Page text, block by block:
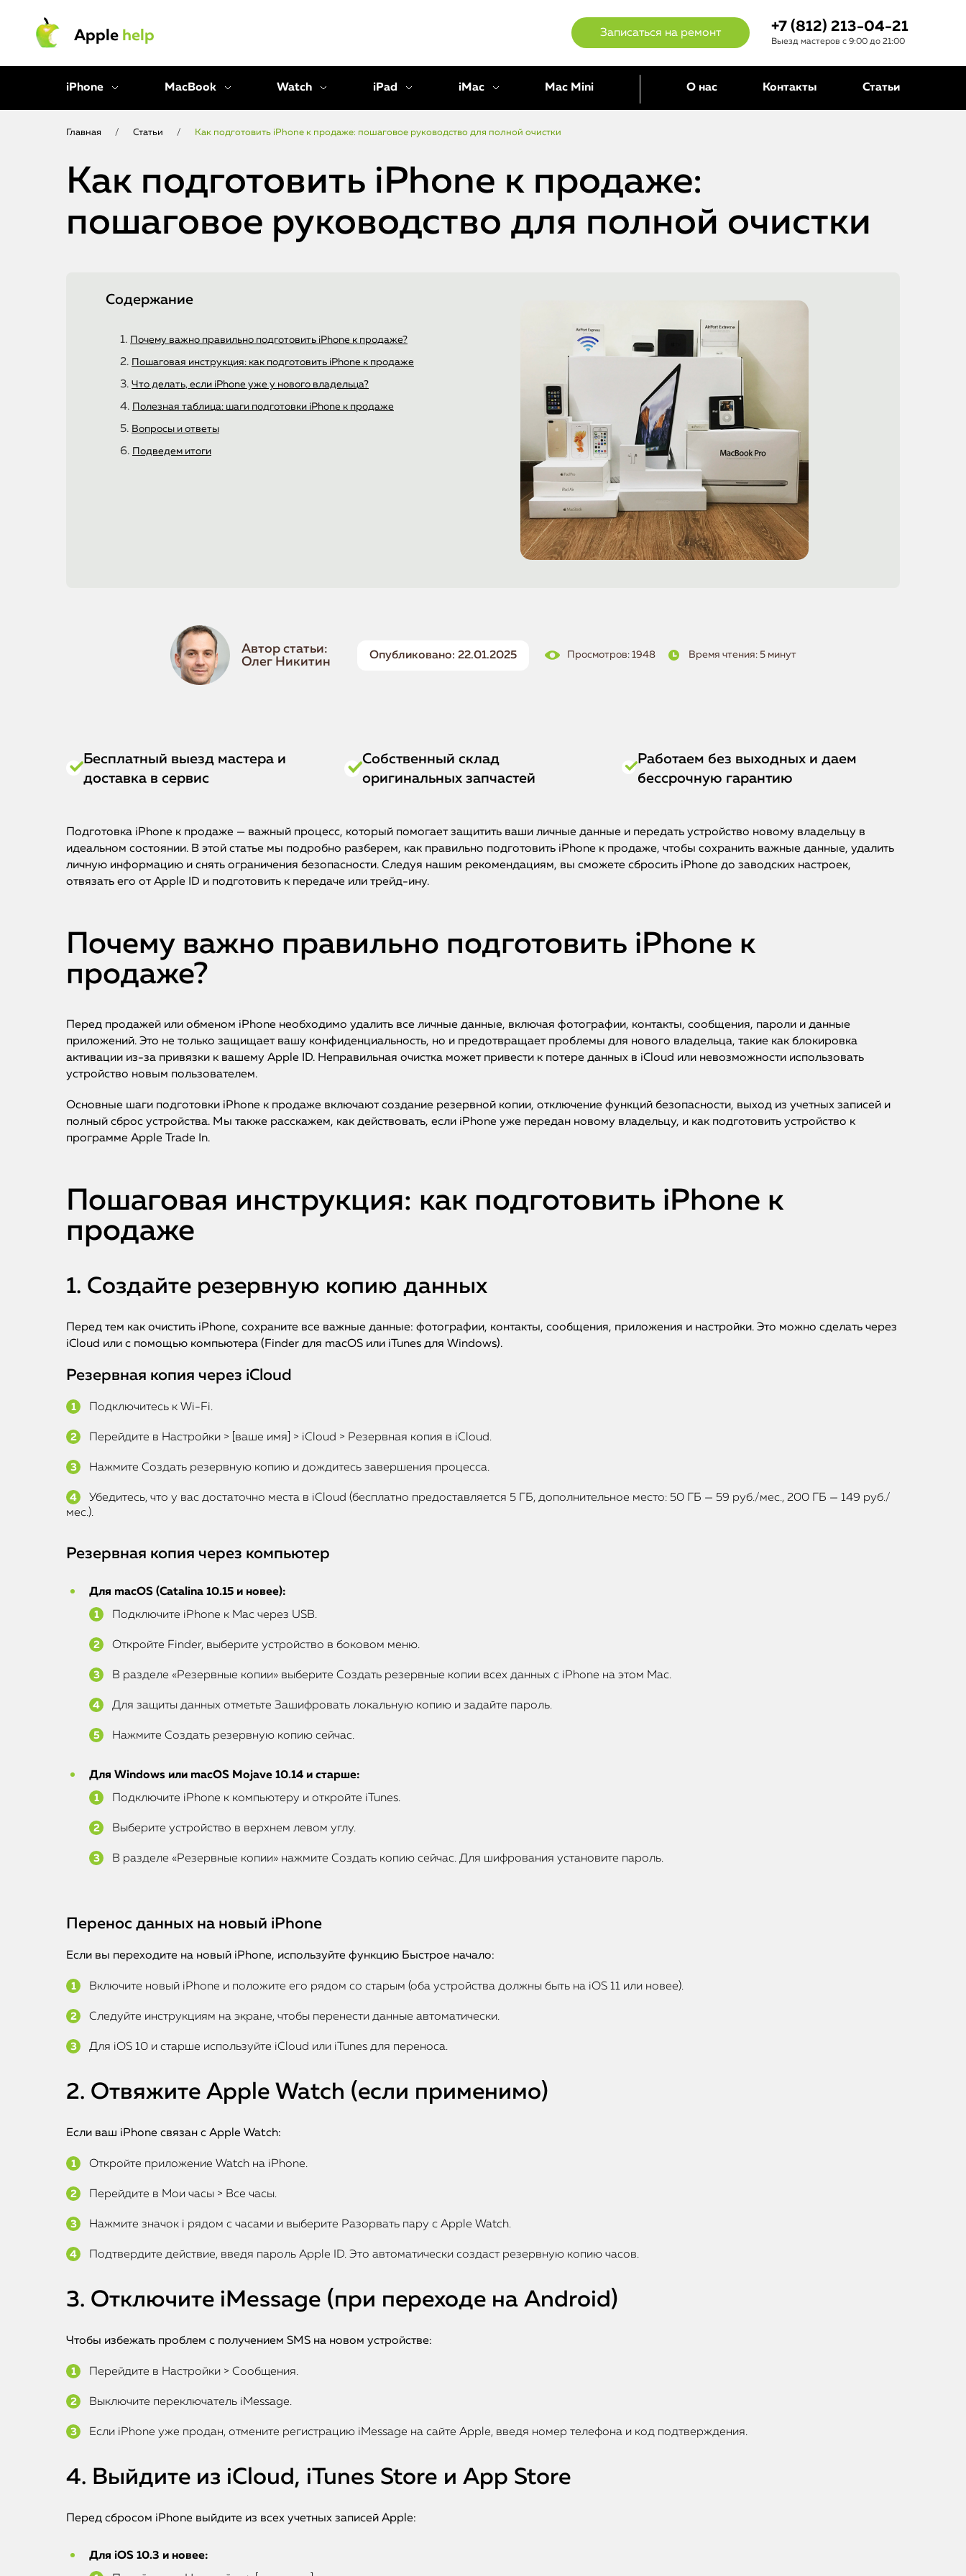
Apple help Записаться на ремонт +7 (812) 213-04-21
Выезд мастеров с 9:00 до 21:00
iPhone MacBook Watch iPad iMac Mac Mini О нас Контакты Статьи
Главная / Статьи / Как подготовить iPhone к продаже: пошаговое руководство для полной очистки
Как подготовить iPhone к продаже:
пошаговое руководство для полной очистки
Содержание
Почему важно правильно подготовить iPhone к продаже?
Пошаговая инструкция: как подготовить iPhone к продаже
Что делать, если iPhone уже у нового владельца?
Полезная таблица: шаги подготовки iPhone к продаже
Вопросы и ответы
Подведем итоги
Автор статьи:
Олег Никитин
Опубликовано: 22.01.2025 Просмотров: 1948 Время чтения: 5 минут
Бесплатный выезд мастера и
доставка в сервис
Собственный склад
оригинальных запчастей
Работаем без выходных и даем
бессрочную гарантию
Подготовка iPhone к продаже — важный процесс, который помогает защитить ваши личные данные и передать устройство новому владельцу в
идеальном состоянии. В этой статье мы подробно разберем, как правильно подготовить iPhone к продаже, чтобы сохранить важные данные, удалить
личную информацию и снять ограничения безопасности. Следуя нашим рекомендациям, вы сможете сбросить iPhone до заводских настроек,
отвязать его от Apple ID и подготовить к передаче или трейд-ину.
Почему важно правильно подготовить iPhone к
продаже?
Перед продажей или обменом iPhone необходимо удалить все личные данные, включая фотографии, контакты, сообщения, пароли и данные
приложений. Это не только защищает вашу конфиденциальность, но и предотвращает проблемы для нового владельца, такие как блокировка
активации из-за привязки к вашему Apple ID. Неправильная очистка может привести к потере данных в iCloud или невозможности использовать
устройство новым пользователем.
Основные шаги подготовки iPhone к продаже включают создание резервной копии, отключение функций безопасности, выход из учетных записей и
полный сброс устройства. Мы также расскажем, как действовать, если iPhone уже передан новому владельцу, и как подготовить устройство к
программе Apple Trade In.
Пошаговая инструкция: как подготовить iPhone к
продаже
1. Создайте резервную копию данных
Перед тем как очистить iPhone, сохраните все важные данные: фотографии, контакты, сообщения, приложения и настройки. Это можно сделать через
iCloud или с помощью компьютера (Finder для macOS или iTunes для Windows).
Резервная копия через iCloud
Подключитесь к Wi-Fi.
Перейдите в Настройки > [ваше имя] > iCloud > Резервная копия в iCloud.
Нажмите Создать резервную копию и дождитесь завершения процесса.
Убедитесь, что у вас достаточно места в iCloud (бесплатно предоставляется 5 ГБ, дополнительное место: 50 ГБ — 59 руб./мес., 200 ГБ — 149 руб./
мес.).
Резервная копия через компьютер
Для macOS (Catalina 10.15 и новее):
Подключите iPhone к Mac через USB.
Откройте Finder, выберите устройство в боковом меню.
В разделе «Резервные копии» выберите Создать резервные копии всех данных с iPhone на этом Mac.
Для защиты данных отметьте Зашифровать локальную копию и задайте пароль.
Нажмите Создать резервную копию сейчас.
Для Windows или macOS Mojave 10.14 и старше:
Подключите iPhone к компьютеру и откройте iTunes.
Выберите устройство в верхнем левом углу.
В разделе «Резервные копии» нажмите Создать копию сейчас. Для шифрования установите пароль.
Перенос данных на новый iPhone
Если вы переходите на новый iPhone, используйте функцию Быстрое начало:
Включите новый iPhone и положите его рядом со старым (оба устройства должны быть на iOS 11 или новее).
Следуйте инструкциям на экране, чтобы перенести данные автоматически.
Для iOS 10 и старше используйте iCloud или iTunes для переноса.
2. Отвяжите Apple Watch (если применимо)
Если ваш iPhone связан с Apple Watch:
Откройте приложение Watch на iPhone.
Перейдите в Мои часы > Все часы.
Нажмите значок i рядом с часами и выберите Разорвать пару с Apple Watch.
Подтвердите действие, введя пароль Apple ID. Это автоматически создаст резервную копию часов.
3. Отключите iMessage (при переходе на Android)
Чтобы избежать проблем с получением SMS на новом устройстве:
Перейдите в Настройки > Сообщения.
Выключите переключатель iMessage.
Если iPhone уже продан, отмените регистрацию iMessage на сайте Apple, введя номер телефона и код подтверждения.
4. Выйдите из iCloud, iTunes Store и App Store
Перед сбросом iPhone выйдите из всех учетных записей Apple:
Для iOS 10.3 и новее: